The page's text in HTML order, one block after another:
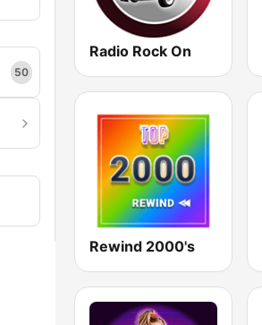
50
Radio Rock On
Rewind 2000's